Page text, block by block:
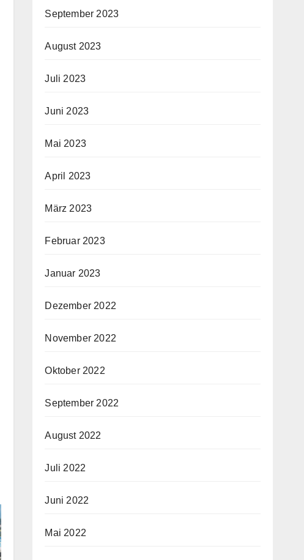
September 2023
August 2023
Juli 2023
Juni 2023
Mai 2023
April 2023
März 2023
Februar 2023
Januar 2023
Dezember 2022
November 2022
Oktober 2022
September 2022
August 2022
Juli 2022
Juni 2022
Mai 2022